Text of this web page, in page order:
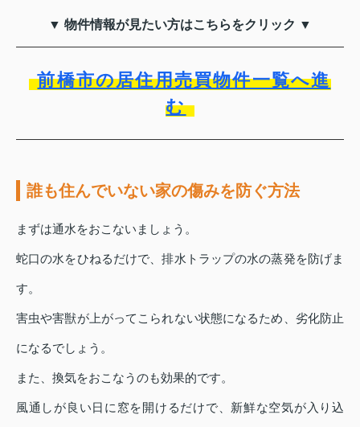
▼ 物件情報が見たい方はこちらをクリック ▼
前橋市の居住用売買物件一覧へ進
む
誰も住んでいない家の傷みを防ぐ方法
まずは通水をおこないましょう。
蛇口の水をひねるだけで、排水トラップの水の蒸発を防げま
す。
害虫や害獣が上がってこられない状態になるため、劣化防止
になるでしょう。
また、換気をおこなうのも効果的です。
風通しが良い日に窓を開けるだけで、新鮮な空気が入り込